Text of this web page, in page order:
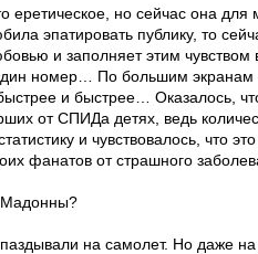
еретическое, но сейчас она
эпатировать публику, то
и заполняет этим чувством
номер… По большим экранам
и быстрее… Оказалось,
от СПИДа детях, ведь
и чувствовалось, что
фанатов от страшного
Мадонны?
на самолет. Но даже на